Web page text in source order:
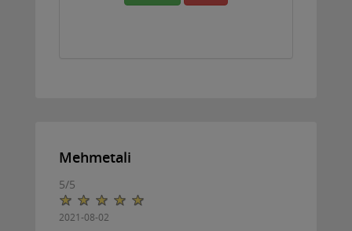
Mehmetali
5/5
2021-08-02